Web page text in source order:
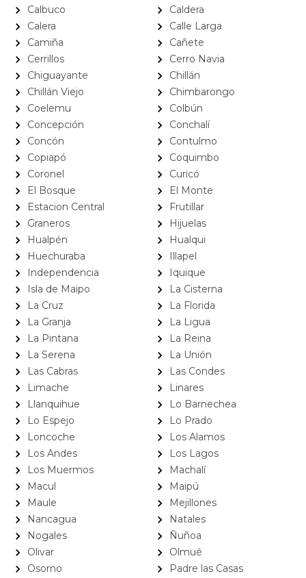
Calbuco
Caldera
Calera
Calle Larga
Camiña
Cañete
Cerrillos
Cerro Navia
Chiguayante
Chillán
Chillán Viejo
Chimbarongo
Coelemu
Colbún
Concepción
Conchalí
Concón
Contulmo
Copiapó
Coquimbo
Coronel
Curicó
El Bosque
El Monte
Estacion Central
Frutillar
Graneros
Hijuelas
Hualpén
Hualqui
Huechuraba
Illapel
Independencia
Iquique
Isla de Maipo
La Cisterna
La Cruz
La Florida
La Granja
La Ligua
La Pintana
La Reina
La Serena
La Unión
Las Cabras
Las Condes
Limache
Linares
Llanquihue
Lo Barnechea
Lo Espejo
Lo Prado
Loncoche
Los Alamos
Los Andes
Los Lagos
Los Muermos
Machalí
Macul
Maipú
Maule
Mejillones
Nancagua
Natales
Nogales
Ñuñoa
Olivar
Olmué
Osorno
Padre las Casas